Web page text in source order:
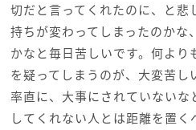
切だと言ってくれたのに、と悲
持ちが変わってしまったのかな
かなと毎日苦しいです。何よ
を疑ってしまうのが、大変苦し
率直に、大事にされていないな
してくれない人とは距離を置